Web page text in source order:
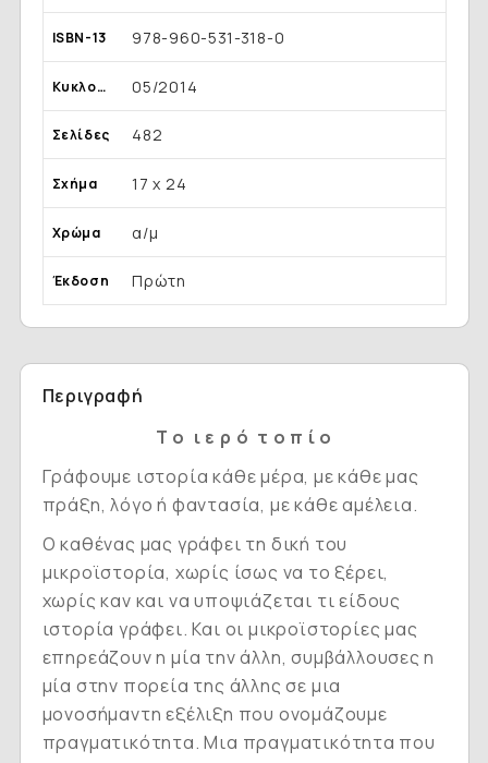
ISBN-13 978-960-531-318-0
Κυκλοφορία 05/2014
Σελίδες 482
Σχήμα 17 x 24
Χρώμα α/μ
Έκδοση Πρώτη
Περιγραφή
Τ ο ι ε ρ ό τ ο π ί ο
Γράφουμε ιστορία κάθε μέρα, με κάθε μας
πράξη, λόγο ή φαντασία, με κάθε αμέλεια.
Ο καθένας μας γράφει τη δική του
μικροϊστορία, χωρίς ίσως να το ξέρει,
χωρίς καν και να υποψιάζεται τι είδους
ιστορία γράφει. Και οι μικροϊστορίες μας
επηρεάζουν η μία την άλλη, συμβάλλουσες η
μία στην πορεία της άλλης σε μια
μονοσήμαντη εξέλιξη που ονομάζουμε
πραγματικότητα. Μια πραγματικότητα που